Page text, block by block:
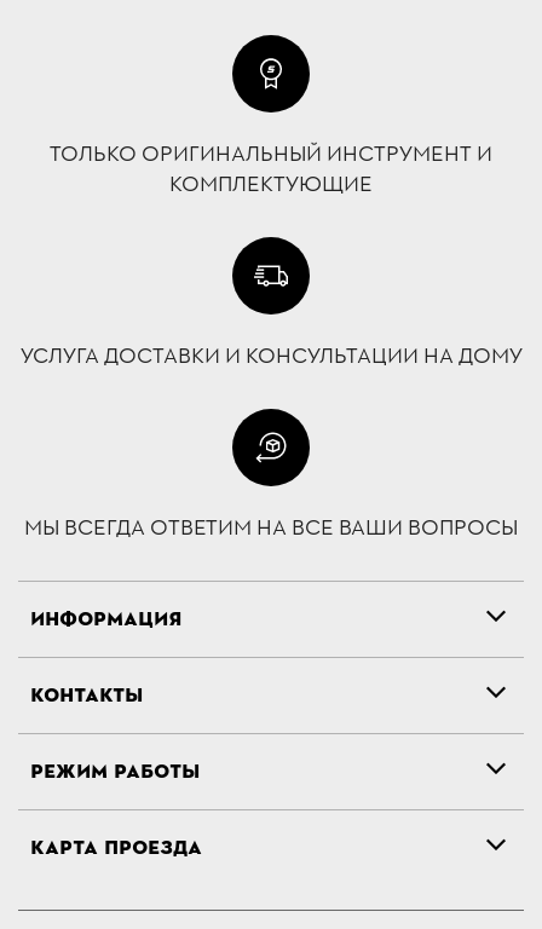
ТОЛЬКО ОРИГИНАЛЬНЫЙ ИНСТРУМЕНТ И
КОМПЛЕКТУЮЩИЕ
УСЛУГА ДОСТАВКИ И КОНСУЛЬТАЦИИ НА ДОМУ
МЫ ВСЕГДА ОТВЕТИМ НА ВСЕ ВАШИ ВОПРОСЫ
ИНФОРМАЦИЯ
КОНТАКТЫ
РЕЖИМ РАБОТЫ
КАРТА ПРОЕЗДА